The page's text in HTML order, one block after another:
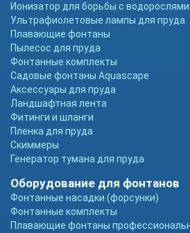
Ионизатор для борьбы с водорослями
Ультрафиолетовые лампы для пруда
Плавающие фонтаны
Пылесос для пруда
Фонтанные комплекты
Садовые фонтаны Aquascape
Аксессуары для пруда
Ландшафтная лента
Фитинги и шланги
Пленка для пруда
Скиммеры
Генератор тумана для пруда
Оборудование для фонтанов
Фонтанные насадки (форсунки)
Фонтанные комплекты
Плавающие фонтаны